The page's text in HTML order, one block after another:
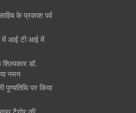
के प्रकाश पर्व
में आई टी आई में
डॉ.
नमन
पर किया